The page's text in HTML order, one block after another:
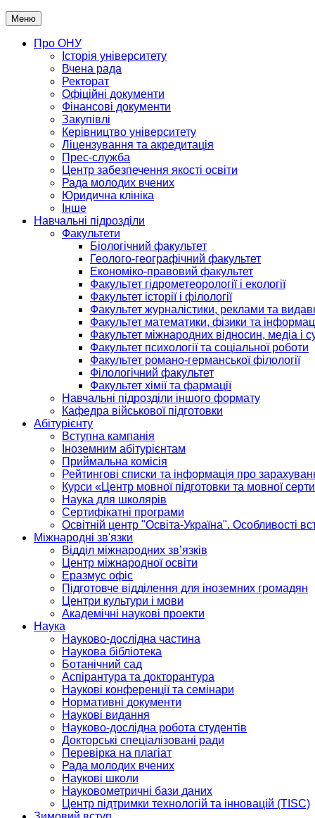
Меню
Про ОНУ
Історія університету
Вчена рада
Ректорат
Офіційні документи
Фінансові документи
Закупівлі
Керівництво університету
Ліцензування та акредитація
Прес-служба
Центр забезпечення якості освіти
Рада молодих вчених
Юридична клініка
Інше
Навчальні підрозділи
Факультети
Біологічний факультет
Геолого-географічний факультет
Економіко-правовий факультет
Факультет гідрометеорології і екології
Факультет історії і філології
Факультет журналістики, реклами та
Факультет математики, фізики та
Факультет міжнародних відносин, медіа і
Факультет психології та соціальної роботи
Факультет романо-германської філології
Філологічний факультет
Факультет хімії та фармації
Навчальні підрозділи іншого формату
Кафедра військової підготовки
Абітурієнту
Вступна кампанія
Іноземним абітурієнтам
Приймальна комісія
Рейтингові списки та інформація про
Курси «Центр мовної підготовки та мовної
Наука для школярів
Сертифікатні програми
Освітній центр "Освіта-Україна". Особливості
Міжнародні зв'язки
Відділ міжнародних зв’язків
Центр міжнародної освіти
Еразмус офіс
Підготовче відділення для іноземних громадян
Центри культури і мови
Академічні наукові проекти
Наука
Науково-дослідна частина
Наукова бібліотека
Ботанічний сад
Аспірантура та докторантура
Наукові конференції та семінари
Нормативні документи
Наукові видання
Науково-дослідна робота студентів
Докторські спеціалізовані ради
Перевірка на плагіат
Рада молодих вчених
Наукові школи
Науковометричні бази даних
Центр підтримки технологій та інновацій (TISC)